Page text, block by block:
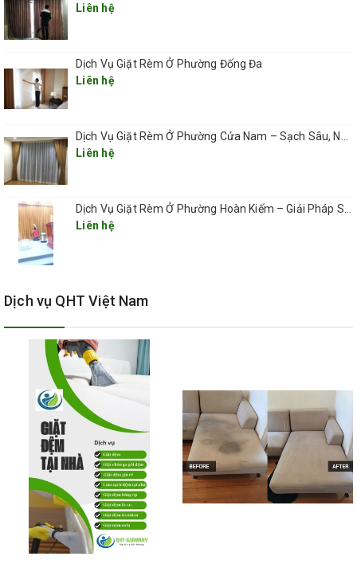
– Tiết kiệm tối ưu thời gian dành cho việc dọn dẹp nhà cửa để bạn
tự do tận hưởng cuộc sống.
Mọi thông tin chi tiết về bảng giá giặt rèm cũng như nhận được
những ưu đãi hấp dẫn về giá dịch vụ, quý khách vui lòng liên hệ
với QHT VIỆT NAM theo số hotline: 0912 823 876 - 0966 612
359 luôn sẵn sàng và nhiệt tình tư vấn cho khách hàng vào bất cứ
thời gian nào.
Liên hệ
Dịch Vụ Giặt Rèm Ở Phường Đống Đa
Liên hệ
Dịch Vụ Giặt Rèm Ở Phường Cửa Nam – Sạch Sâu, Nhanh Gọn, Giá Hợp Lý 2025
Liên hệ
Dịch Vụ Giặt Rèm Ở Phường Hoàn Kiếm – Giải Pháp Sạch Sâu, Nhanh Gọn, Giá Tốt 2025
Liên hệ
Dịch vụ QHT Việt Nam